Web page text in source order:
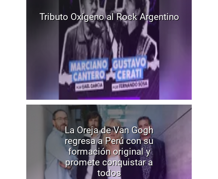
Tributo Oxígeno al Rock Argentino
La Oreja de Van Gogh
regresa a Perú con su
formación original y
promete conquistar a
todos